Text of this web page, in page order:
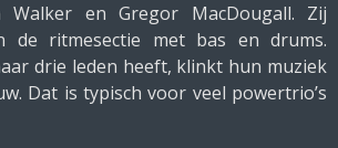
Walker en Gregor MacDougall. Zij
de ritmesectie met bas en drums.
drie leden heeft, klinkt hun muziek
Dat is typisch voor veel powertrio’s